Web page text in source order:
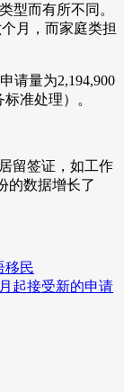
型而有所不同。
月，而家庭类担
请量为2,194,900
准处理）。
留签证，如工作
的数据增长了
移民
起接受新的申请